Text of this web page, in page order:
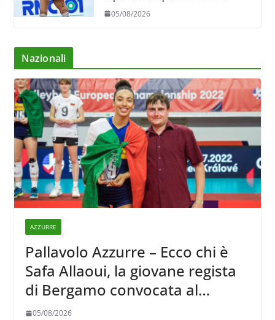
05/08/2026
Nazionali
AZZURRE
Pallavolo Azzurre – Ecco chi è
Safa Allaoui, la giovane regista
di Bergamo convocata al
collegiale di Cavalese
05/08/2026